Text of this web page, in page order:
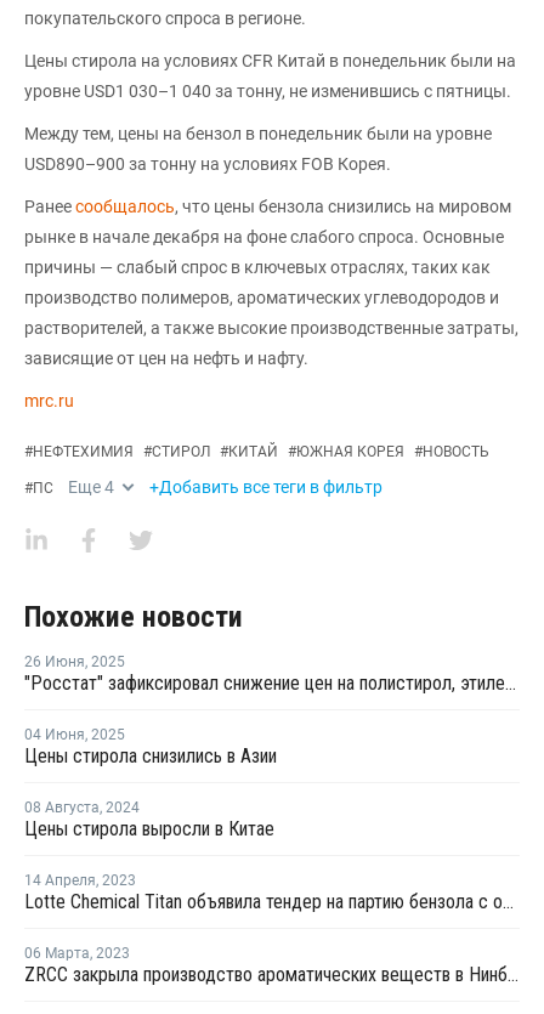
покупательского спроса в регионе.
Цены стирола на условиях CFR Китай в понедельник были на
уровне USD1 030–1 040 за тонну, не изменившись с пятницы.
Между тем, цены на бензол в понедельник были на уровне
USD890–900 за тонну на условиях FOB Корея.
Ранеесообщалось, что цены бензола снизились на мировом
рынке в начале декабря на фоне слабого спроса. Основные
причины — слабый спрос в ключевых отраслях, таких как
производство полимеров, ароматических углеводородов и
растворителей, а также высокие производственные затраты,
зависящие от цен на нефть и нафту.
mrc.ru
#НЕФТЕХИМИЯ #СТИРОЛ #КИТАЙ #ЮЖНАЯ КОРЕЯ #НОВОСТЬ
#ПС Еще4 +Добавить все теги в фильтр
Похожие новости
26 Июня, 2025
"Росстат" зафиксировал снижение цен на полистирол, этилен и пропилен
04 Июня, 2025
Цены стирола снизились в Азии
08 Августа, 2024
Цены стирола выросли в Китае
14 Апреля, 2023
Lotte Chemical Titan объявила тендер на партию бензола с отгрузкой в мае
06 Марта, 2023
ZRCC закрыла производство ароматических веществ в Нинбо на ремонт